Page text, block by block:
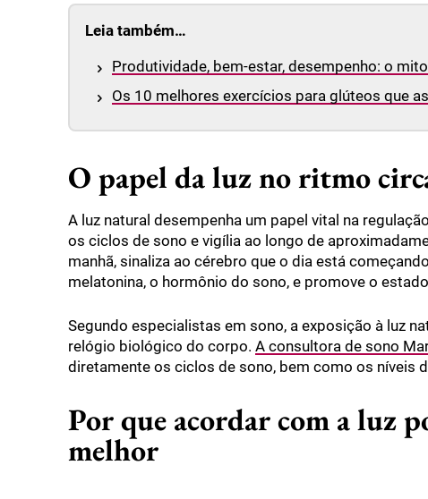
Leia também…
Produtividade, bem-estar, desempenho: o
Os 10 melhores exercícios para glúteos que
O papel da luz no ritmo
A luz natural desempenha um papel vital na
os ciclos de sono e vigília ao longo de
manhã, sinaliza ao cérebro que o dia está
melatonina, o hormônio do sono, e promove o
Segundo especialistas em sono, a exposição à luz
relógio biológico do corpo. A consultora de sono
diretamente os ciclos de sono, bem como os níveis
Por que acordar com a luz
melhor